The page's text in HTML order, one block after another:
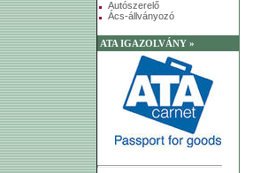
Autószerelő
Ács-állványozó
ATA IGAZOLVÁNY »